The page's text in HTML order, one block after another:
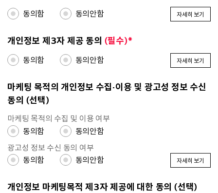
동의함 동의안함 자세히 보기
개인정보 제3자 제공 동의 (필수)*
동의함 동의안함 자세히 보기
마케팅 목적의 개인정보 수집·이용 및 광고성 정보 수신
동의 (선택)
마케팅 목적의 수집 및 이용 여부
동의함
동의안함
광고성 정보 수신 동의 여부
동의함
동의안함 자세히 보기
개인정보 마케팅목적 제3자 제공에 대한 동의 (선택)